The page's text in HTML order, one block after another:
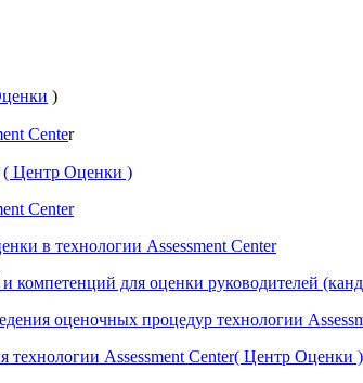
)
Center
( Центр Оценки )
Center
в технологии Assessment Center
компетенций для оценки руководителей
оценочных процедур технологии
технологии Assessment Center( Центр Оценки )